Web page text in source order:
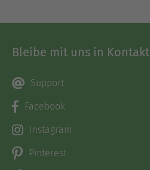
Bleibe mit uns in Kontakt
Support
Facebook
Instagram
Pinterest